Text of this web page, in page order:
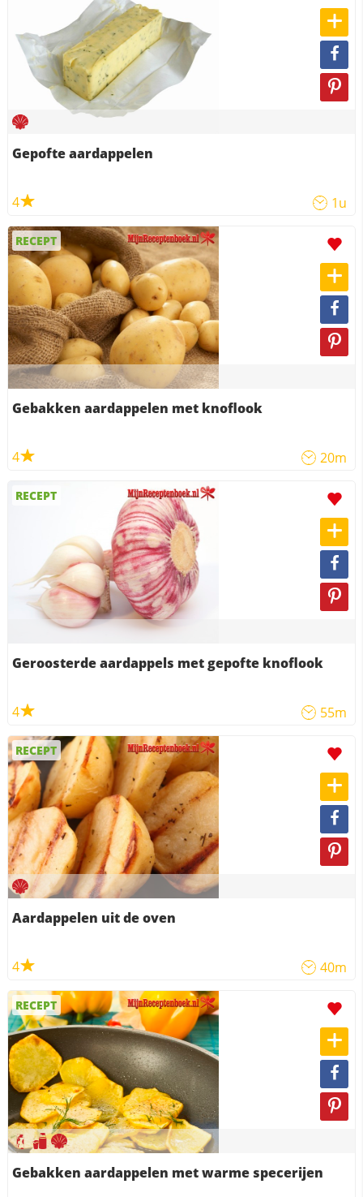
Gepofte aardappelen
4 1u
RECEPT
Gebakken aardappelen met knoflook
4 20m
RECEPT
Geroosterde aardappels met gepofte knoflook
4 55m
RECEPT
Aardappelen uit de oven
4 40m
RECEPT
Gebakken aardappelen met warme specerijen